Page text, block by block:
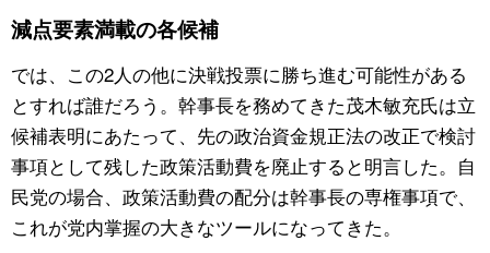
減点要素満載の各候補
では、この2人の他に決戦投票に勝ち進む可能性がある
とすれば誰だろう。幹事長を務めてきた茂木敏充氏は立
候補表明にあたって、先の政治資金規正法の改正で検討
事項として残した政策活動費を廃止すると明言した。自
民党の場合、政策活動費の配分は幹事長の専権事項で、
これが党内掌握の大きなツールになってきた。